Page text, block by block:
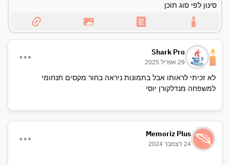
סינון לפי סוג תוכן
Shark Pro
29 אפריל 2025
לא זכיתי לראותו אבל בתמונות ניראה בחור מקסים תנחומי
למשפחה מנדלקורן יוסי
Memoriz Plus
24 דצמבר 2024